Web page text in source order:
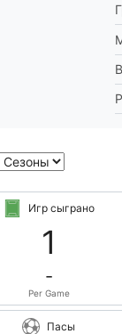
Игр сыграно
1
-
Per Game
Пасы